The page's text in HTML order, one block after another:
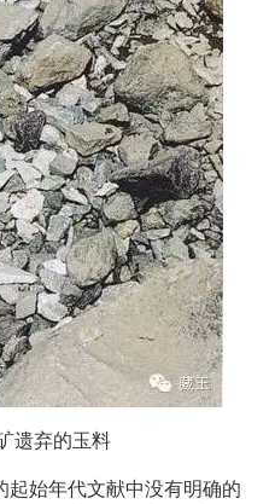
遗弃的玉料
始年代文献中没有明确的